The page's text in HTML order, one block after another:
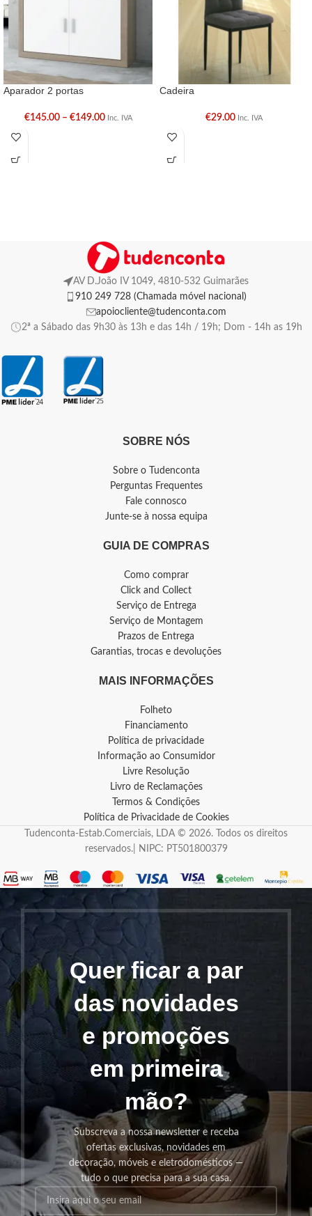
Aparador 2 portas
€145.00 – €149.00 Inc. IVA
Cadeira
€29.00 Inc. IVA
AV D.João IV 1049, 4810-532 Guimarães
910 249 728 (Chamada móvel nacional)
apoiocliente@tudenconta.com
2ª a Sábado das 9h30 às 13h e das 14h / 19h; Dom - 14h as 19h
SOBRE NÓS
Sobre o Tudenconta
Perguntas Frequentes
Fale connosco
Junte-se à nossa equipa
GUIA DE COMPRAS
Como comprar
Click and Collect
Serviço de Entrega
Serviço de Montagem
Prazos de Entrega
Garantias, trocas e devoluções
MAIS INFORMAÇÕES
Folheto
Financiamento
Política de privacidade
Informação ao Consumidor
Livre Resolução
Livro de Reclamações
Termos & Condições
Política de Privacidade de Cookies
Tudenconta-Estab.Comerciais, LDA © 2026. Todos os direitos
reservados.| NIPC: PT501800379
Quer ficar a par
das novidades
e promoções
em primeira
mão?
Subscreva a nossa newsletter e receba
ofertas exclusivas, novidades em
decoração, móveis e eletrodomésticos —
tudo o que precisa para a sua casa.